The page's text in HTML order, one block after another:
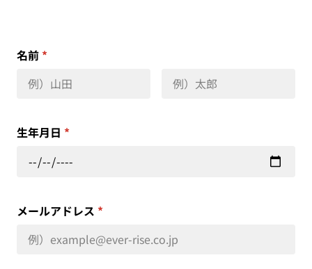
名前 *
生年月日 *
メールアドレス *